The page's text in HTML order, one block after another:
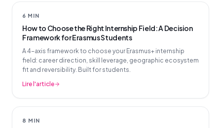
6 MIN
How to Choose the Right Internship Field: A Decision
Framework for Erasmus Students
A 4-axis framework to choose your Erasmus+ internship
field: career direction, skill leverage, geographic ecosystem
fit and reversibility. Built for students.
Lire l'article
8 MIN